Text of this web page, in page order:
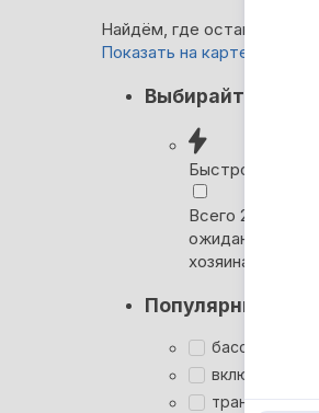
Найдём, где остановиться
Показать на карте
Выбирайте
Быстрое
Всего 2 минуты,
ожидания
хозяина
Популярные
бассейн
включён
трансфер